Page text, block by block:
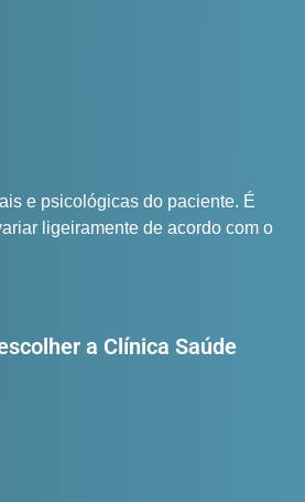
e psicológicas do paciente. É
ligeiramente de acordo com o
a Clínica Saúde